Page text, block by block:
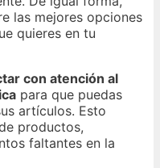
las mejores opciones
quieres en tu
con atención al
para que puedas
artículos. Esto
productos,
faltantes en la